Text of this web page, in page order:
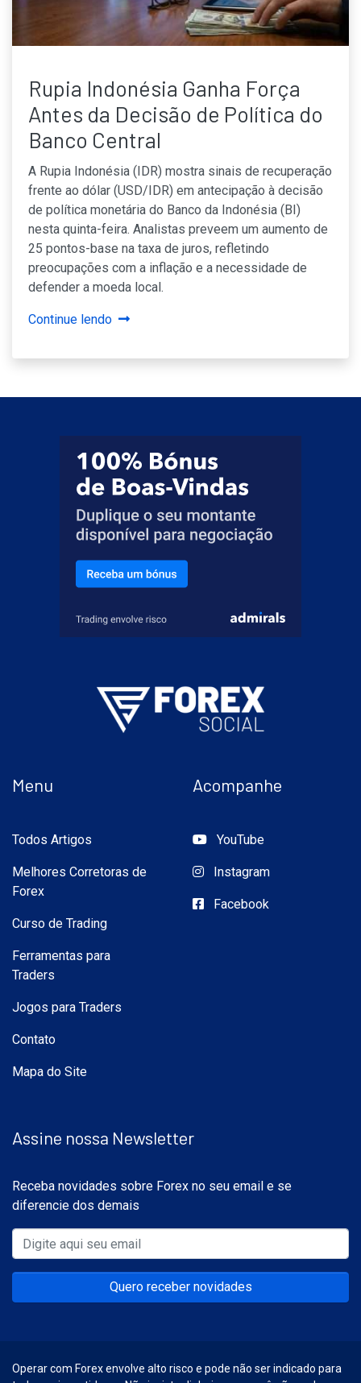
Rupia Indonésia Ganha Força
Antes da Decisão de Política do
Banco Central
A Rupia Indonésia (IDR) mostra sinais de recuperação
frente ao dólar (USD/IDR) em antecipação à decisão
de política monetária do Banco da Indonésia (BI)
nesta quinta-feira. Analistas preveem um aumento de
25 pontos-base na taxa de juros, refletindo
preocupações com a inflação e a necessidade de
defender a moeda local.
Continue lendo
Menu
Todos Artigos
Melhores Corretoras de
Forex
Curso de Trading
Ferramentas para
Traders
Jogos para Traders
Contato
Mapa do Site
Acompanhe
YouTube
Instagram
Facebook
Assine nossa Newsletter
Receba novidades sobre Forex no seu email e se
diferencie dos demais
Quero receber novidades
Operar com Forex envolve alto risco e pode não ser indicado para